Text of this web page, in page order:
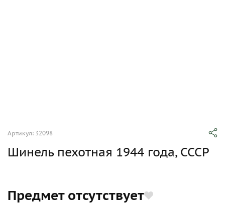
Артикул: 32098
Шинель пехотная 1944 года, СССР
Предмет отсутствует